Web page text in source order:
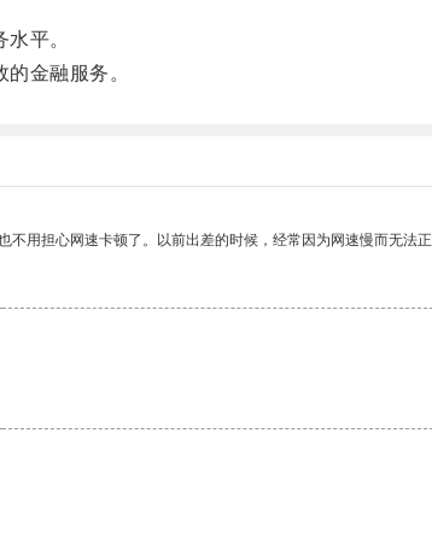
平。
金融服务。
用担心网速卡顿了。以前出差的时候，经常因为网速慢而无法